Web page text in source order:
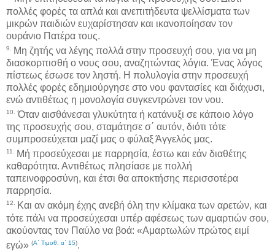
πολλές φορές τα απλά και ανεπιτήδευτα ψελλίσματα των
μικρών παιδιών ευχαρίστησαν και ικανοποίησαν τον
ουράνιο Πατέρα τους.
9.
Μη ζητής να λέγης πολλά στην προσευχή σου, για να μη
διασκορπισθή ο νους σου, αναζητώντας λόγια. Ένας λόγος
πίστεως έσωσε τον ληστή. Η πολυλογία στην προσευχή
πολλές φορές εδημιούργησε στο νου φαντασίες και διάχυσι,
ενώ αντιθέτως η μονολογία συγκεντρώνει τον νου.
10.
Όταν αισθάνεσαι γλυκύτητα ή κατάνυξι σε κάποιο λόγο
της προσευχής σου, σταμάτησε σ΄ αυτόν, διότι τότε
συμπροσεύχεται μαζί μας ο φύλαξ Άγγελός μας.
11.
Μή προσεύχεσαι με παρρησία, έστω και εάν διαθέτης
καθαρότητα. Αντιθέτως πλησίασε με πολλή
ταπεινοφροσύνη, και έτσι θα αποκτήσης περισσοτέρα
παρρησία.
12. Και αν ακόμη έχης ανεβή όλη την κλίμακα των αρετών, και
τότε πάλι να προσεύχεσαι υπέρ αφέσεως των αμαρτιών σου,
ακούοντας τον Παύλο να βοά: «Αμαρτωλών πρώτος ειμί
εγώ» (Α΄ Τιμοθ. α΄ 15).